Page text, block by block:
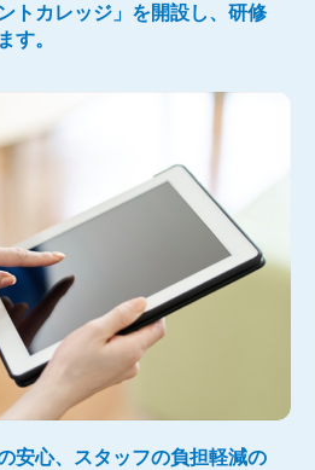
トカレッジ」を開設し、研修
す。
安心、スタッフの負担軽減の